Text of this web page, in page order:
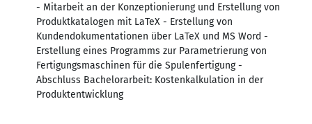
- Mitarbeit an der Konzeptionierung und Erstellung von
Produktkatalogen mit LaTeX - Erstellung von
Kundendokumentationen über LaTeX und MS Word -
Erstellung eines Programms zur Parametrierung von
Fertigungsmaschinen für die Spulenfertigung -
Abschluss Bachelorarbeit: Kostenkalkulation in der
Produktentwicklung